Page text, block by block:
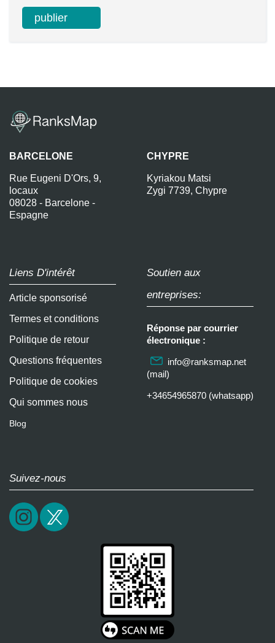
BARCELONE
Rue Eugeni D'Ors, 9,
locaux
08028 - Barcelone -
Espagne
CHYPRE
Kyriakou Matsi
Zygi 7739, Chypre
Liens D'intérêt
Article sponsorisé
Termes et conditions
Politique de retour
Questions fréquentes
Politique de cookies
Qui sommes nous
Blog
Soutien aux
entreprises:
Réponse par courrier
électronique :
info@ranksmap.net
(mail)
+34654965870 (whatsapp)
Suivez-nous